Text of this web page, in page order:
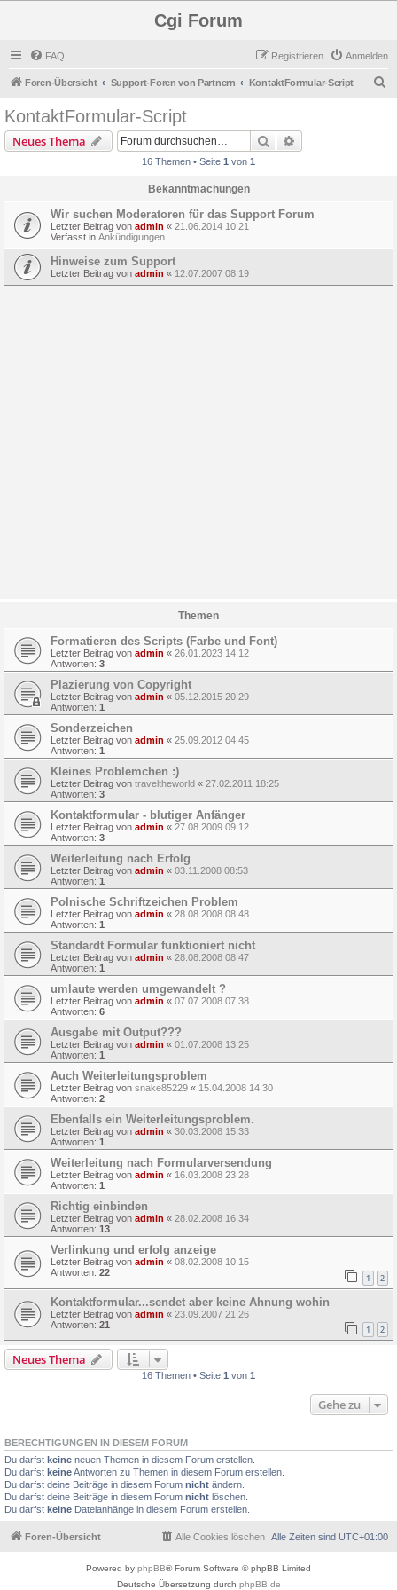
Cgi Forum
FAQ Anmelden
Registrieren
Foren-Übersicht Support-Foren von Partnern KontaktFormular-Script
KontaktFormular-Script
Neues Thema Suche
16 Themen • Seite 1 von 1
Bekanntmachungen
Wir suchen Moderatoren für das Support Forum
Letzter Beitrag von admin « 21.06.2014 10:21
Verfasst in Ankündigungen
Hinweise zum Support
Letzter Beitrag von admin « 12.07.2007 08:19
Themen
Formatieren des Scripts (Farbe und Font)
Letzter Beitrag von admin « 26.01.2023 14:12
Antworten: 3
Plazierung von Copyright
Letzter Beitrag von admin « 05.12.2015 20:29
Antworten: 1
Sonderzeichen
Letzter Beitrag von admin « 25.09.2012 04:45
Antworten: 1
Kleines Problemchen :)
Letzter Beitrag von traveltheworld « 27.02.2011 18:25
Antworten: 3
Kontaktformular - blutiger Anfänger
Letzter Beitrag von admin « 27.08.2009 09:12
Antworten: 3
Weiterleitung nach Erfolg
Letzter Beitrag von admin « 03.11.2008 08:53
Antworten: 1
Polnische Schriftzeichen Problem
Letzter Beitrag von admin « 28.08.2008 08:48
Antworten: 1
Standardt Formular funktioniert nicht
Letzter Beitrag von admin « 28.08.2008 08:47
Antworten: 1
umlaute werden umgewandelt ?
Letzter Beitrag von admin « 07.07.2008 07:38
Antworten: 6
Ausgabe mit Output???
Letzter Beitrag von admin « 01.07.2008 13:25
Antworten: 1
Auch Weiterleitungsproblem
Letzter Beitrag von snake85229 « 15.04.2008 14:30
Antworten: 2
Ebenfalls ein Weiterleitungsproblem.
Letzter Beitrag von admin « 30.03.2008 15:33
Antworten: 1
Weiterleitung nach Formularversendung
Letzter Beitrag von admin « 16.03.2008 23:28
Antworten: 1
Richtig einbinden
Letzter Beitrag von admin « 28.02.2008 16:34
Antworten: 13
Verlinkung und erfolg anzeige
Letzter Beitrag von admin « 08.02.2008 10:15
Antworten: 22 1 2
Kontaktformular...sendet aber keine Ahnung wohin
Letzter Beitrag von admin « 23.09.2007 21:26
Antworten: 21 1 2
Neues Thema
16 Themen • Seite 1 von 1
Gehe zu
BERECHTIGUNGEN IN DIESEM FORUM
Du darfst keine neuen Themen in diesem Forum erstellen.
Du darfst keineAntworten zu Themen in diesem Forum erstellen.
Du darfst deine Beiträge in diesem Forum nicht ändern.
Du darfst deine Beiträge in diesem Forum nicht löschen.
Du darfst keine Dateianhänge in diesem Forum erstellen.
Foren-Übersicht Alle Zeiten sind UTC+01:00
Alle Cookies löschen
Powered by phpBB® Forum Software © phpBB Limited
Deutsche Übersetzung durch phpBB.de